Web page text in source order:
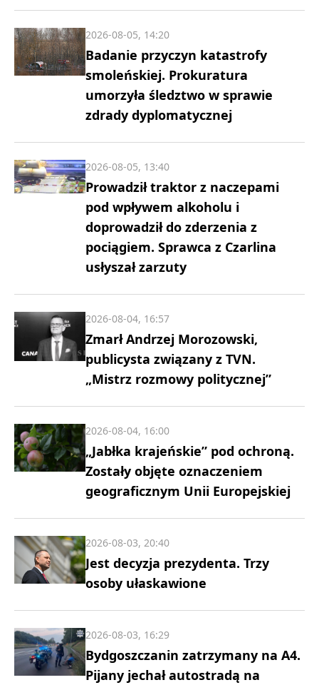
Badanie przyczyn katastrofy
smoleńskiej. Prokuratura
umorzyła śledztwo w sprawie
zdrady dyplomatycznej
2026-08-05, 14:20
Prowadził traktor z naczepami
pod wpływem alkoholu i
doprowadził do zderzenia z
pociągiem. Sprawca z Czarlina
usłyszał zarzuty
2026-08-05, 13:40
Zmarł Andrzej Morozowski,
publicysta związany z TVN.
„Mistrz rozmowy politycznej”
2026-08-04, 16:57
„Jabłka krajeńskie” pod ochroną.
Zostały objęte oznaczeniem
geograficznym Unii Europejskiej
2026-08-04, 16:00
Jest decyzja prezydenta. Trzy
osoby ułaskawione
2026-08-03, 20:40
Bydgoszczanin zatrzymany na A4.
Pijany jechał autostradą na
2026-08-03, 16:29